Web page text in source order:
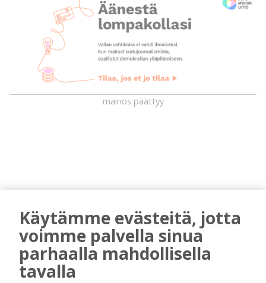
mainos päättyy
AIEMMIN AIHEESTA
Kuorevirran urheilukentällä järjestetään
kaikille avoin kävelytapahtuma
Käytämme evästeitä, jotta
voimme palvella sinua
parhaalla mahdollisella
tavalla